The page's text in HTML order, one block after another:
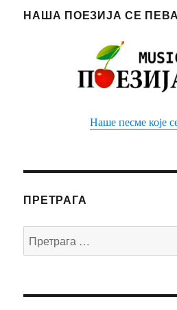
НАША ПОЕЗИЈА СЕ ПЕВА
Наше песме које
ПРЕТРАГА
Претрага
за: